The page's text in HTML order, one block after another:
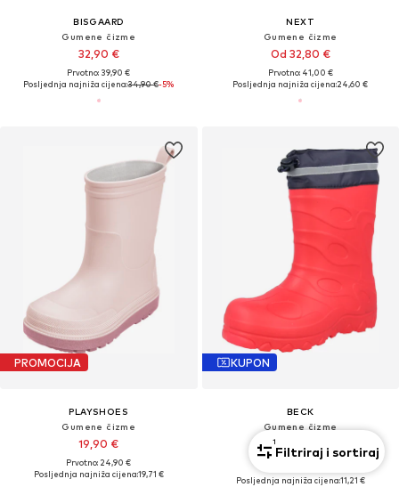
BISGAARD
Gumene čizme
32,90 €
Prvotno: 39,90 €
Posljednja najniža cijena:34,90 €-5%
NEXT
Gumene čizme
Od 32,80 €
Prvotno: 41,00 €
Posljednja najniža cijena:24,60 €
PROMOCIJA
PLAYSHOES
Gumene čizme
19,90 €
Prvotno: 24,90 €
Posljednja najniža cijena:19,71 €
KUPON
BECK
Gumene čizme
22,41 €
Posljednja najniža cijena:11,21 €
1
Filtriraj i sortiraj